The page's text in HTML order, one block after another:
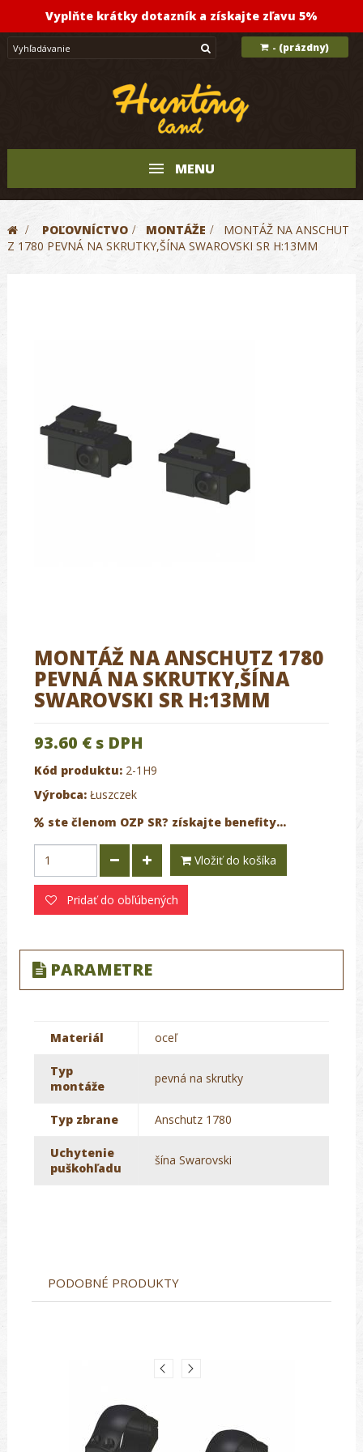
Vyplňte krátky dotazník a získajte zľavu 5%
- (prázdny)
MENU
> POĽOVNÍCTVO > MONTÁŽE >
MONTÁŽ NA ANSCHUT
Z 1780 PEVNÁ NA SKRUTKY,ŠÍNA SWAROVSKI SR H:13MM
MONTÁŽ NA ANSCHUTZ 1780
PEVNÁ NA SKRUTKY,ŠÍNA
SWAROVSKI SR H:13MM
93.60 € s DPH
Kód produktu: 2-1H9
Výrobca: Łuszczek
ste členom OZP SR? získajte benefity...
Vložiť do košíka
Pridať do obľúbených
PARAMETRE
Materiál oceľ
Typ
montáže
pevná na skrutky
Typ zbrane Anschutz 1780
Uchytenie
puškohľadu
šína Swarovski
PODOBNÉ PRODUKTY